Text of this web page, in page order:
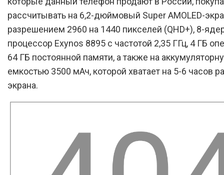
рассчитывать на 6,2-дюймовый Super AMOLED-
разрешением 2960 на 1440 пикселей (QHD+), 8-
процессор Exynos 8895 с частотой 2,35 ГГц, 4 ГБ
64 ГБ постоянной памяти, а также на
емкостью 3500 мАч, которой хватает на 5-6 часов
экрана.